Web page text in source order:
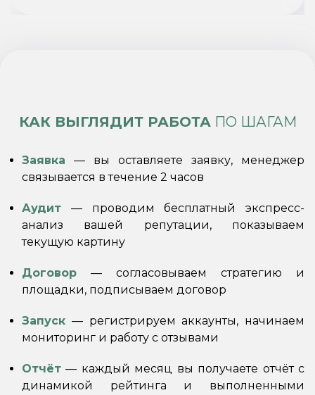
КАК ВЫГЛЯДИТ РАБОТАПО ШАГАМ
Заявка — вы оставляете заявку, менеджер
связывается в течение 2 часов
Аудит — проводим бесплатный экспресс-
анализ вашей репутации, показываем
текущую картину
Договор — согласовываем стратегию и
площадки, подписываем договор
Запуск — регистрируем аккаунты, начинаем
мониторинг и работу с отзывами
Отчёт — каждый месяц вы получаете отчёт с
динамикой рейтинга и выполненными